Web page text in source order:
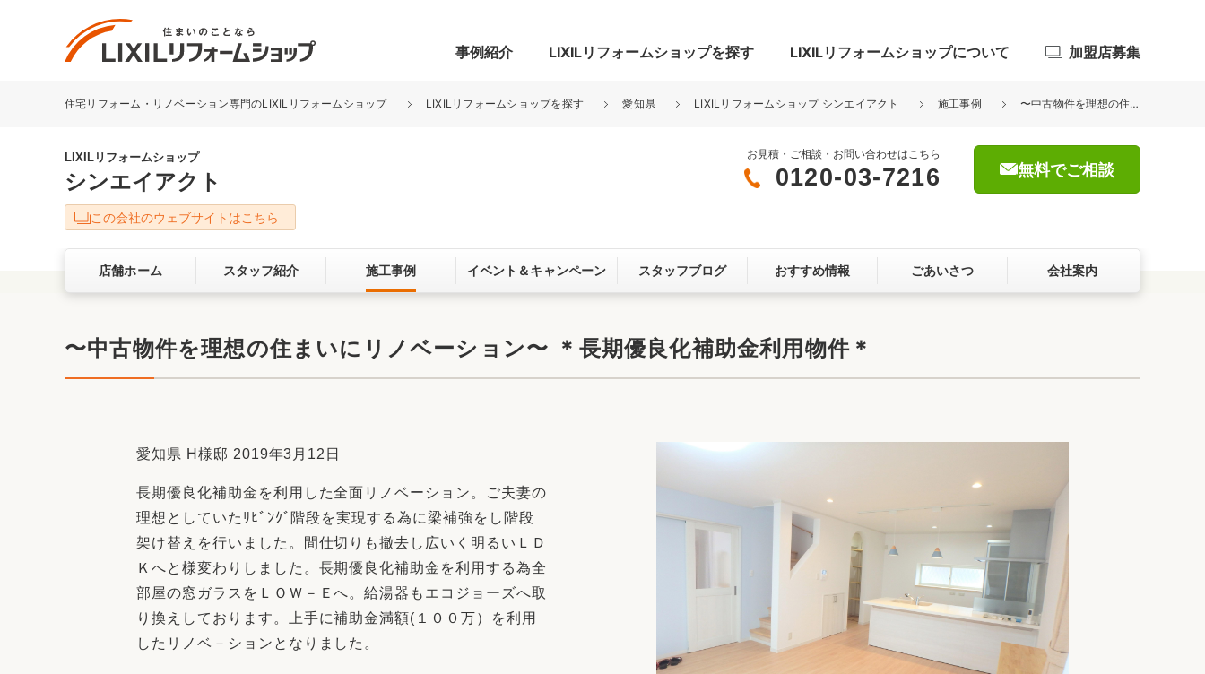
事例紹介
リフォーム事例を探す
キッチン
洗面化粧室 トイレ 玄関まわり 門まわり 屋根・外壁
ベランダ・バルコニー ガーデンスペース カースペース
お客さまの声 3Dシミュレーション
LIXILリフォームショップを探す LIXILリフォームショップについて
LIXILリフォームショップについて
サービス向上・品質改善の取り組み お客さま満足度アンケート
ここちいい暮らしをつくる、価値・性能向上
中古物件探しから性能向上リフォームをワン
ストップ
リフォームお役立ち情報
おすすめ情報
加盟店募集
住宅リフォーム・リノベーション専門のLIXILリフォームショップ LIXILリフォームショップを探す 愛知県 LIXILリフォームショップ シンエイアクト 施工事例 〜中古物件を理想の住まいにリノベーション〜 ＊長期優良化補助金利用物件＊
LIXILリフォームショップ
シンエイアクト
お見積・ご相談・お問い合わせはこちら
0120-03-7216 無料でご相談
この会社のウェブサイトはこちら
店舗ホーム スタッフ紹介 施工事例 イベント＆キャンペーン スタッフブログ おすすめ情報 ごあいさつ 会社案内
〜中古物件を理想の住まいにリノベーション〜 ＊長期優良化補助金利用物件＊
愛知県 H様邸 2019年3月12日
長期優良化補助金を利用した全面リノベーション。ご夫妻の
理想としていたﾘﾋﾞﾝｸﾞ階段を実現する為に梁補強をし階段
架け替えを行いました。間仕切りも撤去し広いく明るいＬＤ
Ｋへと様変わりしました。長期優良化補助金を利用する為全
部屋の窓ガラスをＬＯＷ－Ｅへ。給湯器もエコジョーズへ取
り換えしております。上手に補助金満額(１００万）を利用
したリノベ－ションとなりました。